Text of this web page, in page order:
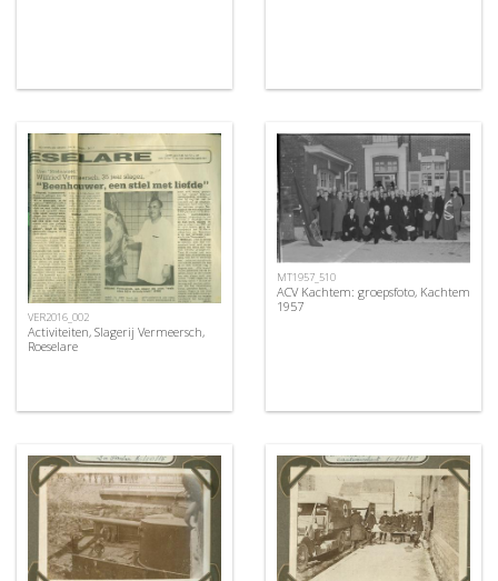
VER2016_002
Activiteiten, Slagerij Vermeersch,
Roeselare
MT1957_510
ACV Kachtem: groepsfoto, Kachtem
1957